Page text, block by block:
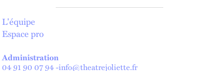
L'équipe
Espace pro
Administration
04 91 90 07 94-info@theatrejoliette.fr